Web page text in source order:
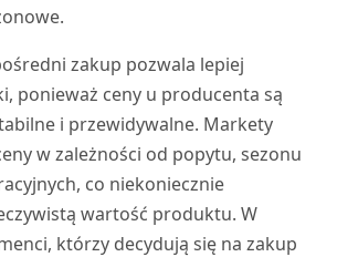
zakup pozwala lepiej
ponieważ ceny u producenta są
i przewidywalne. Markety
w zależności od popytu, sezonu
co niekoniecznie
wartość produktu. W
którzy decydują się na zakup